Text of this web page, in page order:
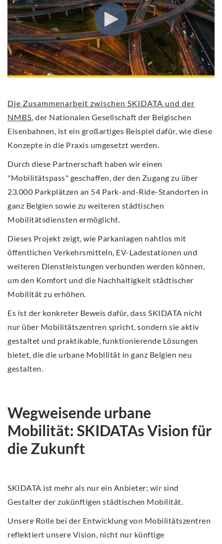
Die Zusammenarbeit zwischen SKIDATA und der
NMBS, der Nationalen Gesellschaft der Belgischen
Eisenbahnen, ist ein großartiges Beispiel dafür, wie diese
Konzepte in die Praxis umgesetzt werden.
Durch diese Partnerschaft haben wir einen
"Mobilitätspass" geschaffen, der den Zugang zu über
23.000 Parkplätzen an 54 Park-and-Ride-Standorten in
ganz Belgien sowie zu weiteren städtischen
Mobilitätsdiensten ermöglicht.
Dieses Projekt zeigt, wie Parkanlagen nahtlos mit
öffentlichen Verkehrsmitteln, EV-Ladestationen und
weiteren Dienstleistungen verbunden werden können,
um den Komfort und die Nachhaltigkeit städtischer
Mobilität zu erhöhen.
Es ist der konkreter Beweis dafür, dass SKIDATA nicht
nur über Mobilitätszentren spricht, sondern sie aktiv
gestaltet und praktikable, funktionierende Lösungen
bietet, die die urbane Mobilität in ganz Belgien neu
gestalten.
Wegweisende urbane
Mobilität: SKIDATAs Vision für
die Zukunft
SKIDATA ist mehr als nur ein Anbieter; wir sind
Gestalter der zukünftigen städtischen Mobilität.
Unsere Rolle bei der Entwicklung von Mobilitätszentren
reflektiert unsere Vision, nicht nur künftige